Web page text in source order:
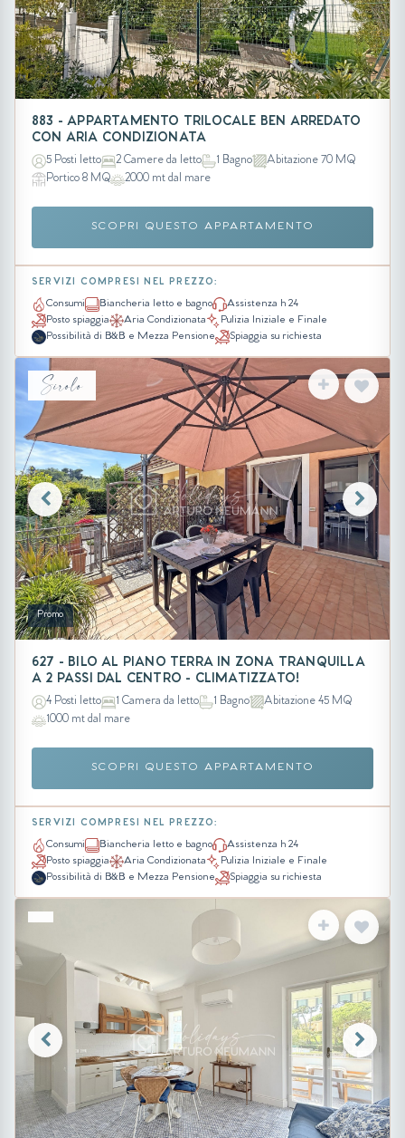
883 - APPARTAMENTO TRILOCALE BEN ARREDATO
CON ARIA CONDIZIONATA
5 Posti letto 2 Camere da letto 1 Bagno
Abitazione 70 MQ
Portico 8 MQ
2000 mt dal mare
SCOPRI QUESTO APPARTAMENTO
SERVIZI COMPRESI NEL PREZZO:
Consumi Biancheria letto e bagno
Assistenza h 24
Posto spiaggia
Aria Condizionata
Pulizia Iniziale e Finale
Possibilità di B&B e Mezza Pensione
Spiaggia su richiesta
Sirolo
Promo
627 - BILO AL PIANO TERRA IN ZONA TRANQUILLA
A 2 PASSI DAL CENTRO - CLIMATIZZATO!
4 Posti letto 1 Camera da letto 1 Bagno
Abitazione 45 MQ
1000 mt dal mare
SCOPRI QUESTO APPARTAMENTO
SERVIZI COMPRESI NEL PREZZO:
Consumi Biancheria letto e bagno
Assistenza h 24
Posto spiaggia
Aria Condizionata
Pulizia Iniziale e Finale
Possibilità di B&B e Mezza Pensione
Spiaggia su richiesta